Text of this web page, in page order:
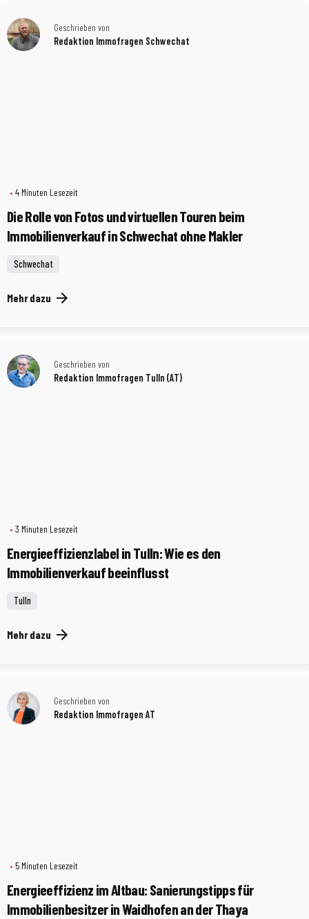
Geschrieben von
Redaktion Immofragen Schwechat
4 Minuten Lesezeit
Die Rolle von Fotos und virtuellen Touren beim
Immobilienverkauf in Schwechat ohne Makler
Schwechat
Mehr dazu
Geschrieben von
Redaktion Immofragen Tulln (AT)
3 Minuten Lesezeit
Energieeffizienzlabel in Tulln: Wie es den
Immobilienverkauf beeinflusst
Tulln
Mehr dazu
Geschrieben von
Redaktion Immofragen AT
5 Minuten Lesezeit
Energieeffizienz im Altbau: Sanierungstipps für
Immobilienbesitzer in Waidhofen an der Thaya